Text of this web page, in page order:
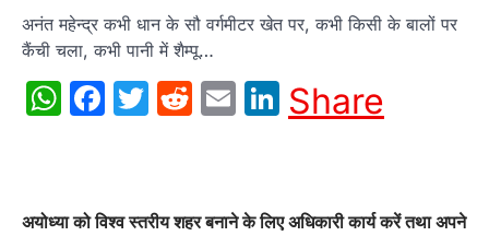
अनंत महेन्द्र कभी धान के सौ वर्गमीटर खेत पर, कभी किसी के बालों पर
कैंची चला, कभी पानी में शैम्पू…
WhatsApp
Facebook
Twitter
Reddit
EmailLinkedIn
Share
अयोध्या को विश्व स्तरीय शहर बनाने के लिए अधिकारी कार्य करें तथा अपने